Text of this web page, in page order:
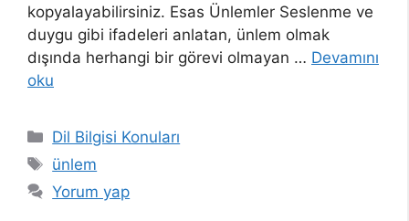
kopyalayabilirsiniz. Esas Ünlemler Seslenme ve
duygu gibi ifadeleri anlatan, ünlem olmak
dışında herhangi bir görevi olmayan … Devamını
oku
Kategoriler
Dil Bilgisi Konuları
Etiketler
ünlem
Yorum yap